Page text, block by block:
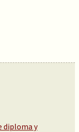
diploma y